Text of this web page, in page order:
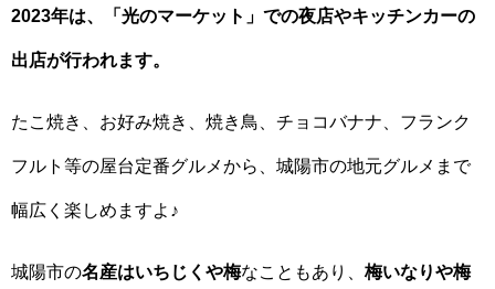
2023年は、「光のマーケット」での夜店やキッチンカーの
出店が行われます。
たこ焼き、お好み焼き、焼き鳥、チョコバナナ、フランク
フルト等の屋台定番グルメから、城陽市の地元グルメまで
幅広く楽しめますよ♪
城陽市の名産はいちじくや梅なこともあり、 梅いなりや梅